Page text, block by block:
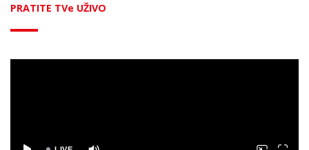
PRATITE TVe UŽIVO